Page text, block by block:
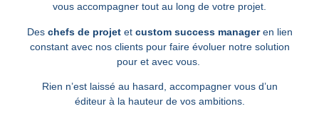
vous accompagner tout au long de votre projet.
Des chefs de projetet custom success manageren lien
constant avec nos clients pour faire évoluer notre solution
pour et avec vous.
Rien n’est laissé au hasard, accompagner vous d’un
éditeur à la hauteur de vos ambitions.